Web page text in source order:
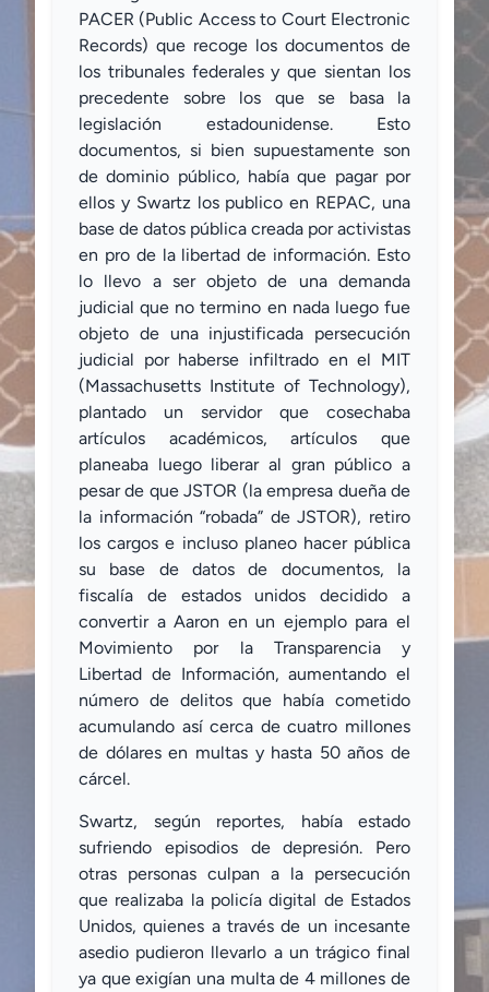
PACER (Public Access to Court Electronic
Records) que recoge los documentos de
los tribunales federales y que sientan los
precedente sobre los que se basa la
legislación estadounidense. Esto
documentos, si bien supuestamente son
de dominio público, había que pagar por
ellos y Swartz los publico en REPAC, una
base de datos pública creada por activistas
en pro de la libertad de información. Esto
lo llevo a ser objeto de una demanda
judicial que no termino en nada luego fue
objeto de una injustificada persecución
judicial por haberse infiltrado en el MIT
(Massachusetts Institute of Technology),
plantado un servidor que cosechaba
artículos académicos, artículos que
planeaba luego liberar al gran público a
pesar de que JSTOR (la empresa dueña de
la información “robada” de JSTOR), retiro
los cargos e incluso planeo hacer pública
su base de datos de documentos, la
fiscalía de estados unidos decidido a
convertir a Aaron en un ejemplo para el
Movimiento por la Transparencia y
Libertad de Información, aumentando el
número de delitos que había cometido
acumulando así cerca de cuatro millones
de dólares en multas y hasta 50 años de
cárcel.
Swartz, según reportes, había estado
sufriendo episodios de depresión. Pero
otras personas culpan a la persecución
que realizaba la policía digital de Estados
Unidos, quienes a través de un incesante
asedio pudieron llevarlo a un trágico final
ya que exigían una multa de 4 millones de